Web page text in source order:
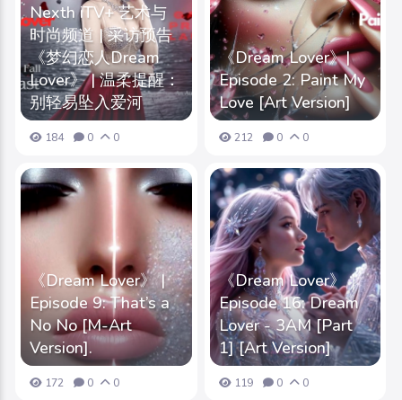
Nexth iTV+ 艺术与
时尚频道 | 采访预告
《梦幻恋人Dream
Lover》 | 温柔提醒：
别轻易坠入爱河
184 0 0
《Dream Lover》|
Episode 2: Paint My
Love [Art Version]
212 0 0
《Dream Lover》 |
Episode 9: That’s a
No No [M-Art
Version].
172 0 0
《Dream Lover》｜
Episode 16: Dream
Lover - 3AM [Part
1] [Art Version]
119 0 0